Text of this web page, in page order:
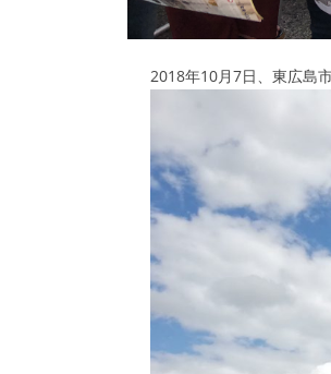
2018年10月7日、東広島